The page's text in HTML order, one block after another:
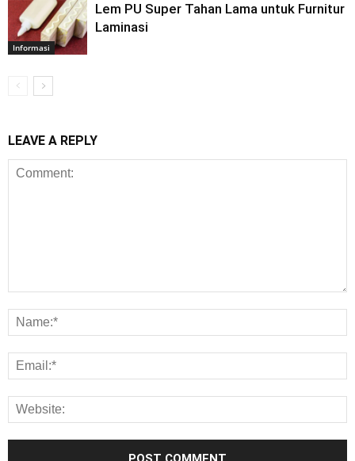
Informasi
Lem PU Super Tahan Lama untuk Furnitur
Laminasi
LEAVE A REPLY